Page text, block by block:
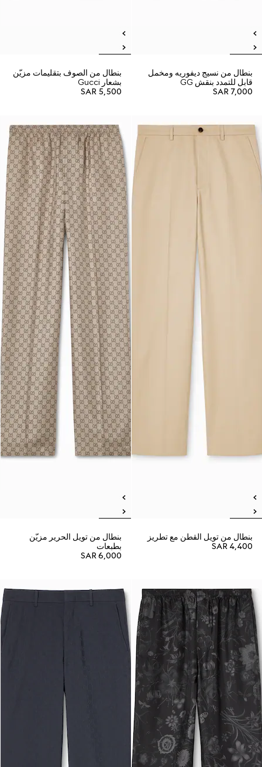
بنطال من نسيج ديفوريه ومخمل
قابل للتمدد بنقش GG
SAR 7,000
بنطال من الصوف بتقليمات مزيّن
بشعار Gucci
SAR 5,500
بنطال من تويل القطن مع تطريز
SAR 4,400
بنطال من تويل الحرير مزيّن
بطبعات
SAR 6,000